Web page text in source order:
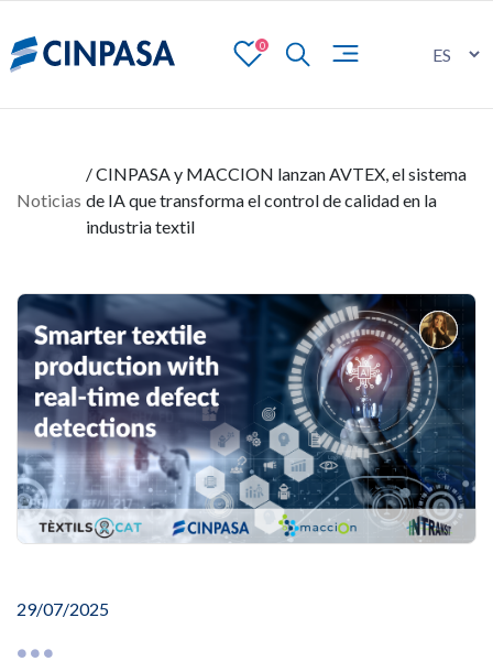
0
Noticias
/ CINPASA y MACCION lanzan AVTEX, el sistema
de IA que transforma el control de calidad en la
industria textil
29/07/2025